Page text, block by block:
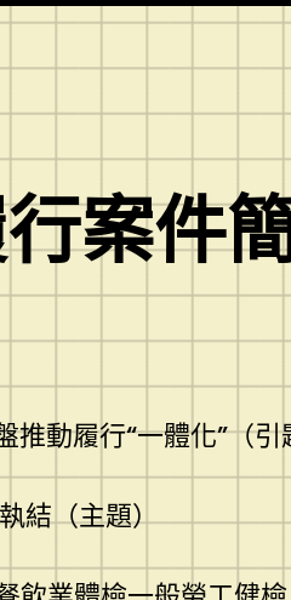
案件
推動履行“一體化”（引
結（主題）